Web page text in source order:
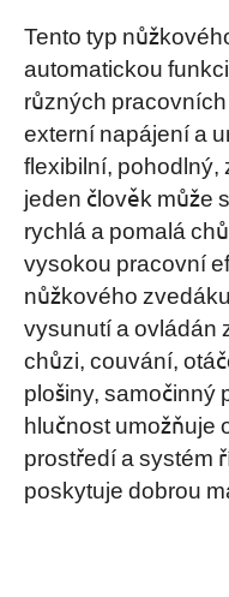
Tento typ
automatickou
různých
externí napájení a
flexibilní, pohodlný,
jeden člověk může
rychlá a pomalá
vysokou pracovní
nůžkového
vysunutí a ovládán
chůzi, couvání,
plošiny, samočinný
hlučnost umožňuje
prostředí a systém
poskytuje dobrou